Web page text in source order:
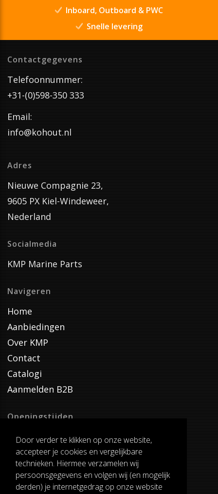
Door verder te klikken op onze website,
accepteer je cookies en vergelijkbare
technieken. Hiermee verzamelen wij
persoonsgegevens en volgen wij (en mogelijk
derden) je internetgedrag op onze website
Inboard, Outboard & PWC
Snelle levering
Contactgegevens
Telefoonnummer:
+31-(0)598-350 333
Email:
info@kohout.nl
Adres
Nieuwe Compagnie 23,
9605 PX Kiel-Windeweer,
Nederland
Socialmedia
KMP Marine Parts
Navigeren
Home
Aanbiedingen
Over KMP
Contact
Catalogi
Aanmelden B2B
Openingstijden
Dinsdag T/M Zaterdag
van 8:00-17:00
Verzenddagen
Dinsdag T/M Vrijdag
Pauze